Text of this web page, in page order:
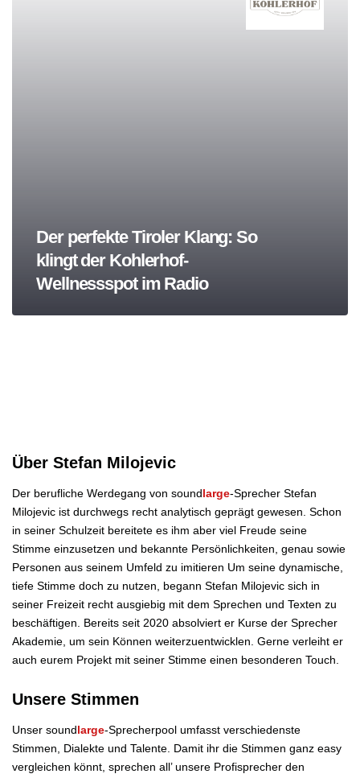
Der perfekte Tiroler Klang: So
klingt der Kohlerhof-
Wellnessspot im Radio
Über Stefan Milojevic
Der berufliche Werdegang von soundlarge-Sprecher Stefan
Milojevic ist durchwegs recht analytisch geprägt gewesen. Schon
in seiner Schulzeit bereitete es ihm aber viel Freude seine
Stimme einzusetzen und bekannte Persönlichkeiten, genau sowie
Personen aus seinem Umfeld zu imitieren Um seine dynamische,
tiefe Stimme doch zu nutzen, begann Stefan Milojevic sich in
seiner Freizeit recht ausgiebig mit dem Sprechen und Texten zu
beschäftigen. Bereits seit 2020 absolviert er Kurse der Sprecher
Akademie, um sein Können weiterzuentwicklen. Gerne verleiht er
auch eurem Projekt mit seiner Stimme einen besonderen Touch.
Unsere Stimmen
Unser soundlarge-Sprecherpool umfasst verschiedenste
Stimmen, Dialekte und Talente. Damit ihr die Stimmen ganz easy
vergleichen könnt, sprechen all’ unsere Profisprecher den